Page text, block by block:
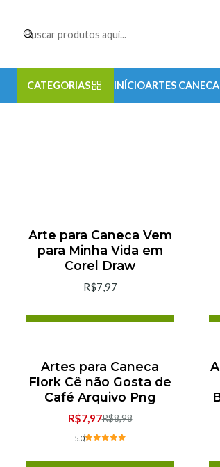
CATEGORIAS INÍCIOARTES
Arte para Caneca Vem
para Minha Vida em
Corel Draw
R$7,97
-11% de desconto
Artes para Caneca
Flork Cê não Gosta de
Café Arquivo Png
R$7,97R$8,98
5.0